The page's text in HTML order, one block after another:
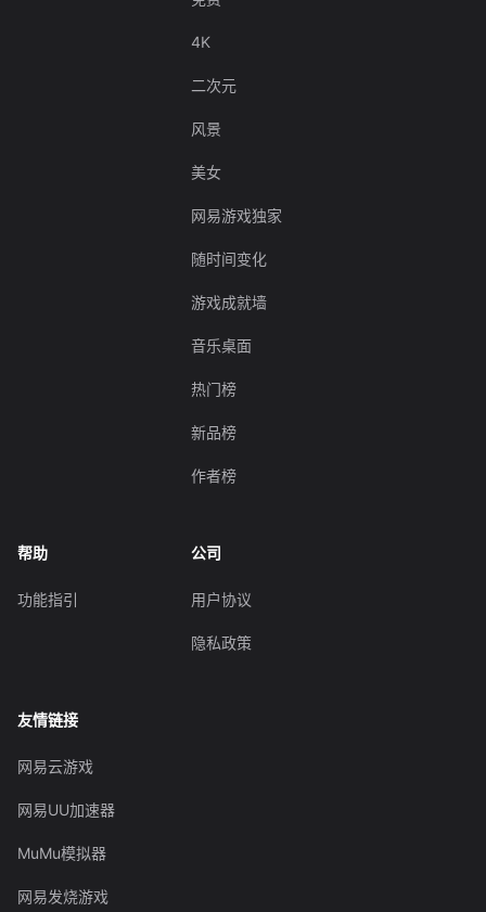
4K
二次元
风景
美女
网易游戏独家
随时间变化
游戏成就墙
音乐桌面
热门榜
新品榜
作者榜
帮助
功能指引
公司
用户协议
隐私政策
友情链接
网易云游戏
网易UU加速器
MuMu模拟器
网易发烧游戏